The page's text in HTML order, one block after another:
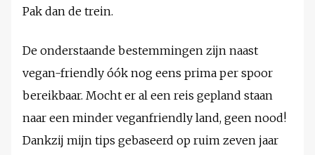
Pak dan de trein.
De onderstaande bestemmingen zijn naast
vegan-friendly óók nog eens prima per spoor
bereikbaar. Mocht er al een reis gepland staan
naar een minder veganfriendly land, geen nood!
Dankzij mijn tips gebaseerd op ruim zeven jaar